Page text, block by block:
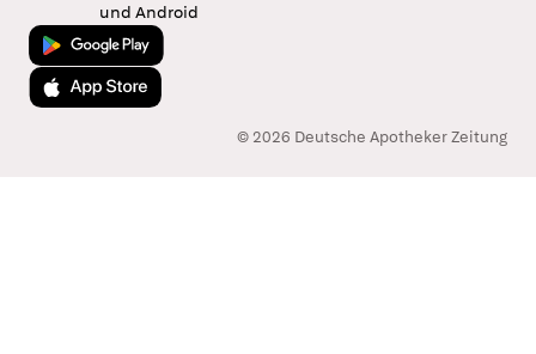
und Android
Jetzt bei Google Play
Laden im App Store
© 2026 Deutsche Apotheker Zeitung